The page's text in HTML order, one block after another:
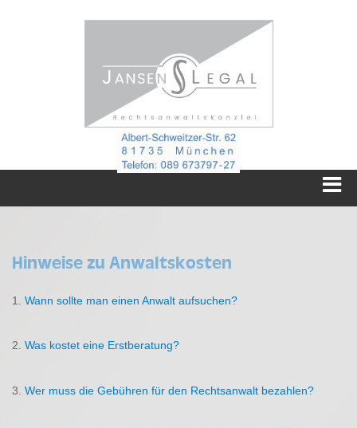
Hinweise zu Anwaltskosten
1. Wann sollte man einen Anwalt aufsuchen?
2. Was kostet eine Erstberatung?
3. Wer muss die Gebühren für den Rechtsanwalt bezahlen?